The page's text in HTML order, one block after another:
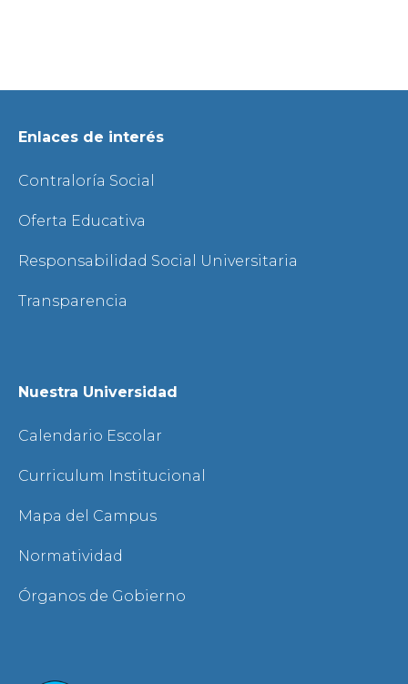
Enlaces de interés
Contraloría Social
Oferta Educativa
Responsabilidad Social Universitaria
Transparencia
Nuestra Universidad
Calendario Escolar
Curriculum Institucional
Mapa del Campus
Normatividad
Órganos de Gobierno